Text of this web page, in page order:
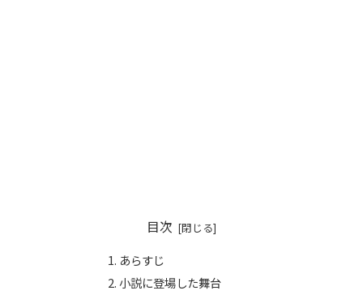
目次
あらすじ
小説に登場した舞台